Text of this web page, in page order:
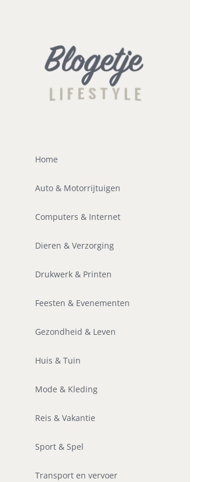
Home
Auto & Motorrijtuigen
Computers & Internet
Dieren & Verzorging
Drukwerk & Printen
Feesten & Evenementen
Gezondheid & Leven
Huis & Tuin
Mode & Kleding
Reis & Vakantie
Sport & Spel
Transport en vervoer